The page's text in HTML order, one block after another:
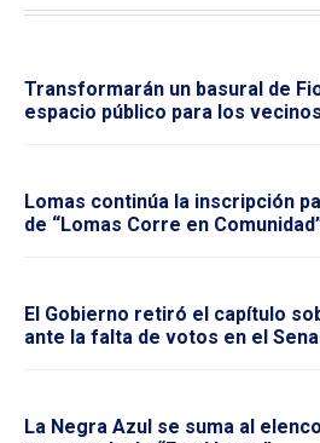
Transformarán un basural de
espacio público para los vecinos
Lomas continúa la inscripción
de “Lomas Corre en
El Gobierno retiró el capítulo
ante la falta de votos en el
La Negra Azul se suma al